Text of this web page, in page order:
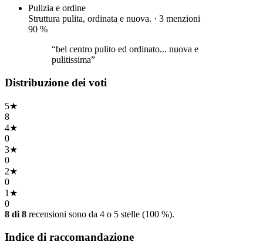
Pulizia e ordine
Struttura pulita, ordinata e nuova. · 3 menzioni
90 %
“bel centro pulito ed ordinato... nuova e
pulitissima”
Distribuzione dei voti
5★
8
4★
0
3★
0
2★
0
1 ★
0
8 di 8 recensioni sono da 4 o 5 stelle (100 %).
Indice di raccomandazione